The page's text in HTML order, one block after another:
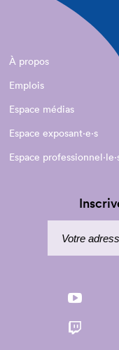
À propos
Emplois
Espace médias
Espace exposant·e⋅s
Espace